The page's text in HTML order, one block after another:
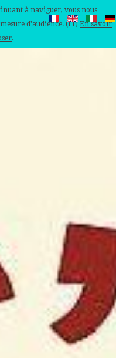
à naviguer, vous nous
d'audience. (IT) En savoir
.